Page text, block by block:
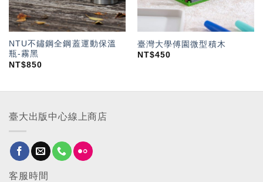
NTU不鏽鋼全鋼蓋運動保溫
瓶-霧黑
NT$850
臺灣大學傅園微型積木
NT$450
臺大出版中心線上商店
客服時間